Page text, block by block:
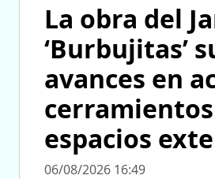
La obra del
‘Burbujitas’
avances en
espacios
06/08/2026 16:49